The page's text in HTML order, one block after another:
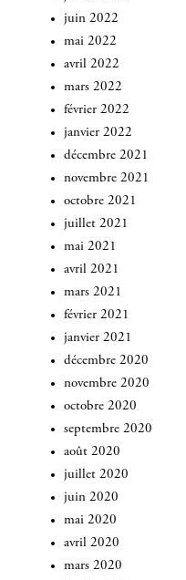
juin 2022
mai 2022
avril 2022
mars 2022
février 2022
janvier 2022
décembre 2021
novembre 2021
octobre 2021
juillet 2021
mai 2021
avril 2021
mars 2021
février 2021
janvier 2021
décembre 2020
novembre 2020
octobre 2020
septembre 2020
août 2020
juillet 2020
juin 2020
mai 2020
avril 2020
mars 2020
INSCRIVEZ-VOUS